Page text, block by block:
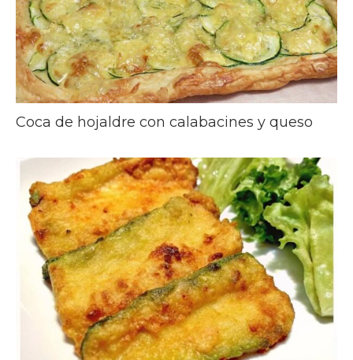
Coca de hojaldre con calabacines y queso